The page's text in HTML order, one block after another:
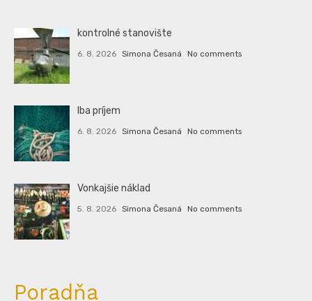
kontrolné stanovište
6. 8. 2026 Simona Česaná No comments
Iba príjem
6. 8. 2026 Simona Česaná No comments
Vonkajšie náklad
5. 8. 2026 Simona Česaná No comments
Poradňa